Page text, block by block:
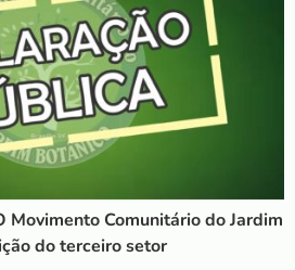
Movimento Comunitário do Jardim
do terceiro setor